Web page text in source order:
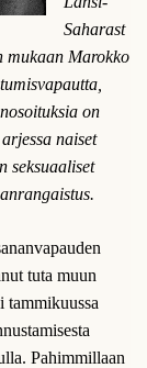
Saharast
mukaan Marokko
on
naiset
seksuaaliset
tuta muun
tammikuussa
Pahimmillaan